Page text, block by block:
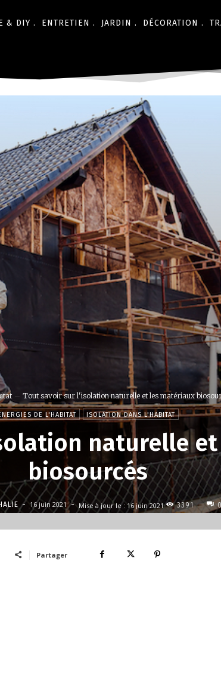
& DIY . ENTRETIEN . JARDIN . DÉCORATION .
Tout savoir sur l'isolation naturelle et les matériaux
DE L'HABITAT ISOLATION DANS L'HABITAT
naturelle
biosourcés
- 16 juin 2021 - Mise à jour le : 16 juin 2021 3391
Partager